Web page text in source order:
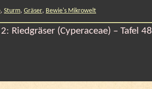
, Sturm, Gräser, Bewie's Mikrowelt
Riedgräser (Cyperaceae) – Tafel 48